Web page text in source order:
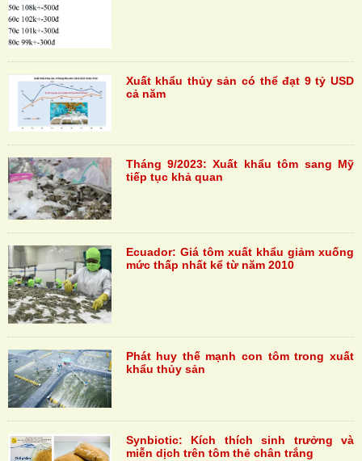
Xuất khẩu thủy sản có thể đạt 9 tỷ USD
cả năm
Tháng 9/2023: Xuất khẩu tôm sang Mỹ
tiếp tục khả quan
Ecuador: Giá tôm xuất khẩu giảm xuống
mức thấp nhất kể từ năm 2010
Phát huy thế mạnh con tôm trong xuất
khẩu thủy sản
Synbiotic: Kích thích sinh trưởng và
miễn dịch trên tôm thẻ chân trắng